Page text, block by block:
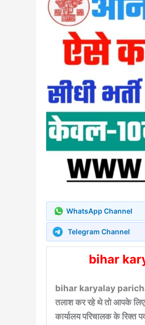
WhatsApp Channel
Telegram Channel
bihar
bihar karyalay
तलाश कर रहे थे तो आपके लिए
कार्यालय परिचालक के रिक्त